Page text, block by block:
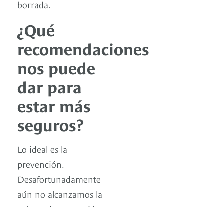
borrada.
¿Qué
recomendaciones
nos puede
dar para
estar más
seguros?
Lo ideal es la
prevención.
Desafortunadamente
aún no alcanzamos la